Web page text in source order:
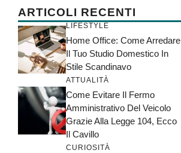
ARTICOLI RECENTI
LIFESTYLE
Home Office: Come Arredare
Il Tuo Studio Domestico In
Stile Scandinavo
ATTUALITÀ
Come Evitare Il Fermo
Amministrativo Del Veicolo
Grazie Alla Legge 104, Ecco
Il Cavillo
CURIOSITÀ